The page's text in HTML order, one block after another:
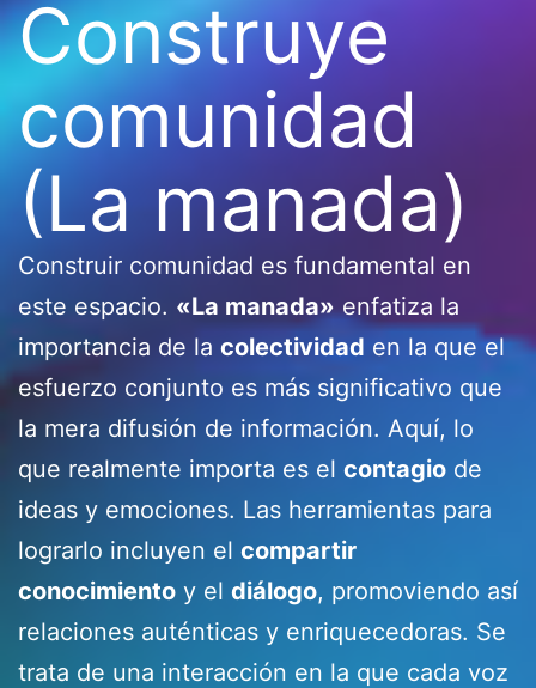
Construye
comunidad
(La manada)
Construir comunidad es fundamental en
este espacio. «La manada» enfatiza la
importancia de la colectividad en la que el
esfuerzo conjunto es más significativo que
la mera difusión de información. Aquí, lo
que realmente importa es el contagio de
ideas y emociones. Las herramientas para
lograrlo incluyen el compartir
conocimiento y el diálogo, promoviendo así
relaciones auténticas y enriquecedoras. Se
trata de una interacción en la que cada voz